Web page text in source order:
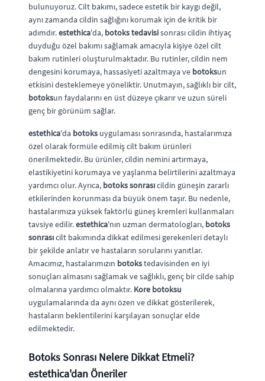
bulunuyoruz. Cilt bakımı, sadece estetik bir kaygı değil,
aynı zamanda cildin sağlığını korumak için de kritik bir
adımdır.estethica'da, botoks tedavisisonrası cildin ihtiyaç
duyduğu özel bakımı sağlamak amacıyla kişiye özel cilt
bakım rutinleri oluşturulmaktadır. Bu rutinler, cildin nem
dengesini korumaya, hassasiyeti azaltmaya ve botoksun
etkisini desteklemeye yöneliktir. Unutmayın, sağlıklı bir cilt,
botoksun faydalarını en üst düzeye çıkarır ve uzun süreli
genç bir görünüm sağlar.
estethica'da botoks uygulaması sonrasında, hastalarımıza
özel olarak formüle edilmiş cilt bakım ürünleri
önerilmektedir. Bu ürünler, cildin nemini artırmaya,
elastikiyetini korumaya ve yaşlanma belirtilerini azaltmaya
yardımcı olur. Ayrıca, botoks sonrasıcildin güneşin zararlı
etkilerinden korunması da büyük önem taşır. Bu nedenle,
hastalarımıza yüksek faktörlü güneş kremleri kullanmaları
tavsiye edilir.estethica'nın uzman dermatologları, botoks
sonrasıcilt bakımında dikkat edilmesi gerekenleri detaylı
bir şekilde anlatır ve hastaların sorularını yanıtlar.
Amacımız, hastalarımızın botokstedavisinden en iyi
sonuçları almasını sağlamak ve sağlıklı, genç bir cilde sahip
olmalarına yardımcı olmaktır. Kore botoksu
uygulamalarında da aynı özen ve dikkat gösterilerek,
hastaların beklentilerini karşılayan sonuçlar elde
edilmektedir.
Botoks Sonrası Nelere Dikkat Etmeli?
estethica'dan Öneriler